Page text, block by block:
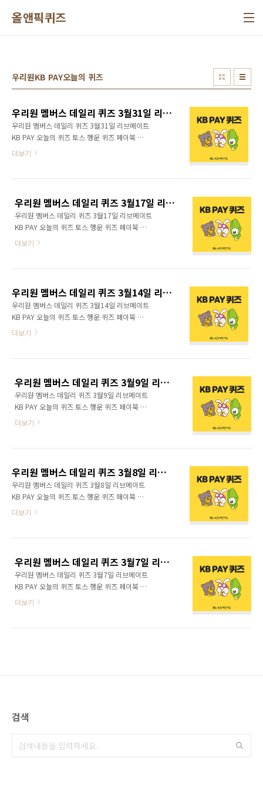
올앤픽퀴즈
우리원KB PAY오늘의 퀴즈
우리원 멤버스 데일리 퀴즈 3월31일 리브메이트 KB PAY 오늘의 퀴즈 토스 행운 퀴즈 페이북 퀴즈 정답 모음
우리원 멤버스 데일리 퀴즈 3월31일 리브메이트
KB PAY 오늘의 퀴즈 토스 행운 퀴즈 페이북 퀴
즈 정답 모음 KB금융그룹의 통합 포인트앱 리브
더보기
우리원 멤버스 데일리 퀴즈 3월17일 리브메이트 KB PAY 오늘의 퀴즈 토스 행운 퀴즈 페이북 퀴즈 정답 모음
우리원 멤버스 데일리 퀴즈 3월17일 리브메이트
KB PAY 오늘의 퀴즈 토스 행운 퀴즈 페이북 퀴
즈 정답 모음 KB금융그룹의 통합 포인트앱 리브
더보기
우리원 멤버스 데일리 퀴즈 3월14일 리브메이트 KB PAY 오늘의 퀴즈 토스 행운 퀴즈 페이북 퀴즈 정답 모음
우리원 멤버스 데일리 퀴즈 3월14일 리브메이트
KB PAY 오늘의 퀴즈 토스 행운 퀴즈 페이북 퀴
즈 정답 모음 KB금융그룹의 통합 포인트앱 리브
더보기
우리원 멤버스 데일리 퀴즈 3월9일 리브메이트 KB PAY 오늘의 퀴즈 토스 행운 퀴즈 페이북 퀴즈 정답 모음
우리원 멤버스 데일리 퀴즈 3월9일 리브메이트
KB PAY 오늘의 퀴즈 토스 행운 퀴즈 페이북 퀴
즈 정답 모음 KB금융그룹의 통합 포인트앱 리브
더보기
우리원 멤버스 데일리 퀴즈 3월8일 리브메이트 KB PAY 오늘의 퀴즈 토스 행운 퀴즈 페이북 퀴즈 정답 모음
우리원 멤버스 데일리 퀴즈 3월8일 리브메이트
KB PAY 오늘의 퀴즈 토스 행운 퀴즈 페이북 퀴
즈 정답 모음 KB금융그룹의 통합 포인트앱 리브
더보기
우리원 멤버스 데일리 퀴즈 3월7일 리브메이트 KB PAY 오늘의 퀴즈 토스 행운 퀴즈 페이북 퀴즈 정답 모음
우리원 멤버스 데일리 퀴즈 3월7일 리브메이트
KB PAY 오늘의 퀴즈 토스 행운 퀴즈 페이북 퀴
즈 정답 모음 KB금융그룹의 통합 포인트앱 리브
더보기
검색